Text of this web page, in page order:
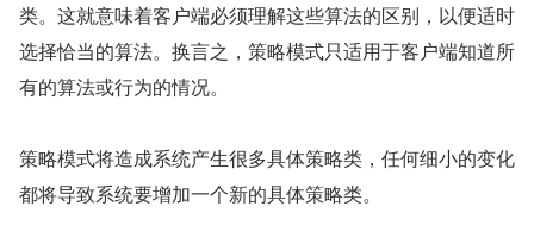
类。这就意味着客户端必须理解这些算法的区别，以便适时
选择恰当的算法。换言之，策略模式只适用于客户端知道所
有的算法或行为的情况。
策略模式将造成系统产生很多具体策略类，任何细小的变化
都将导致系统要增加一个新的具体策略类。